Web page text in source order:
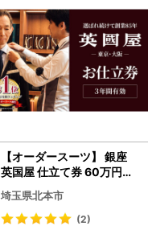
【オーダースーツ】 銀座
英国屋 仕立て券 60万円分
ご自身用包装| ビジネスス
ーツ メンズ
埼玉県北本市
(2)